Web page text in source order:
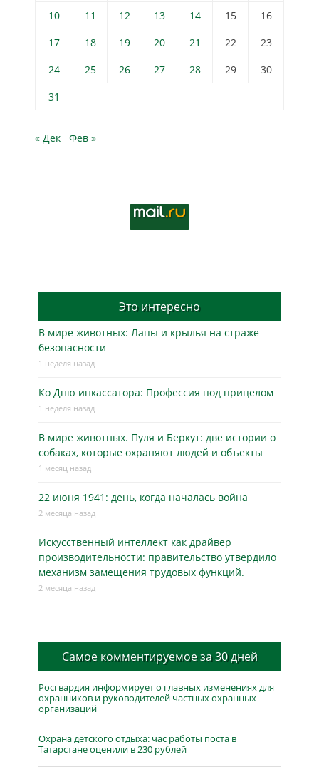
10
11 12 13 14 15
16
17
18 19 20 21 22
23
24
25 26 27 28 29
30
31
« Дек Фев »
Это интересно
В мире животных: Лапы и крылья на страже
безопасности
1 неделя назад
Ко Дню инкассатора: Профессия под прицелом
1 неделя назад
В мире животных. Пуля и Беркут: две истории о
собаках, которые охраняют людей и объекты
1 месяц назад
22 июня 1941: день, когда началась война
2 месяца назад
Искусственный интеллект как драйвер
производительности: правительство утвердило
механизм замещения трудовых функций.
2 месяца назад
Самое комментируемое за 30 дней
Росгвардия информирует о главных изменениях для
охранников и руководителей частных охранных
организаций
Охрана детского отдыха: час работы поста в
Татарстане оценили в 230 рублей